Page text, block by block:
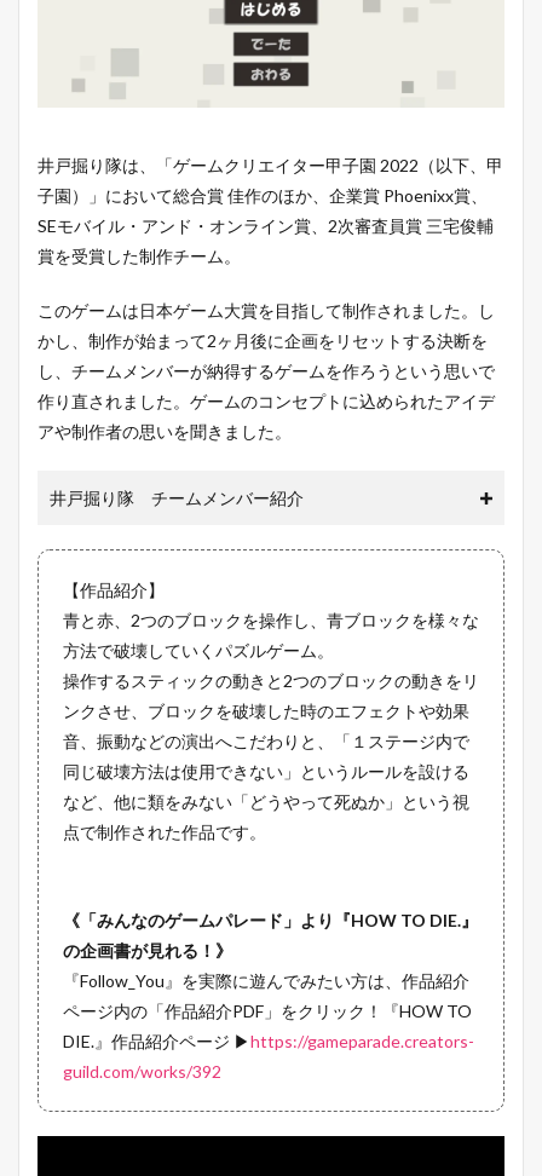
井戸掘り隊は、「ゲームクリエイター甲子園 2022（以下、甲
子園）」において総合賞 佳作のほか、企業賞 Phoenixx賞、
SEモバイル・アンド・オンライン賞、2次審査員賞 三宅俊輔
賞を受賞した制作チーム。
このゲームは日本ゲーム大賞を目指して制作されました。し
かし、制作が始まって2ヶ月後に企画をリセットする決断を
し、チームメンバーが納得するゲームを作ろうという思いで
作り直されました。ゲームのコンセプトに込められたアイデ
アや制作者の思いを聞きました。
井戸掘り隊 チームメンバー紹介
【作品紹介】
青と赤、2つのブロックを操作し、青ブロックを様々な
方法で破壊していくパズルゲーム。
操作するスティックの動きと2つのブロックの動きをリ
ンクさせ、ブロックを破壊した時のエフェクトや効果
音、振動などの演出へこだわりと、「１ステージ内で
同じ破壊方法は使用できない」というルールを設ける
など、他に類をみない「どうやって死ぬか」という視
点で制作された作品です。
《「みんなのゲームパレード」より『HOW TO DIE.』
の企画書が見れる！》
『Follow_You』を実際に遊んでみたい方は、作品紹介
ページ内の「作品紹介PDF」をクリック！『HOW TO
DIE.』作品紹介ページ ▶https://gameparade.creators-
guild.com/works/392